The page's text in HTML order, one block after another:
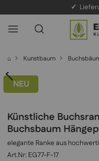
✓
⌂ Kunstbaum
NEU
Künstliche
Buchsbaum
elegante Ranke aus
EG77-F-17